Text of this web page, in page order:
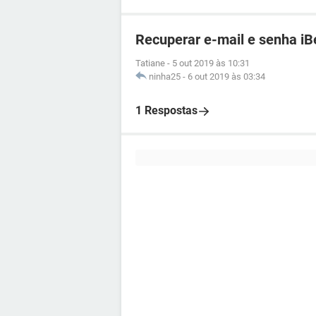
Recuperar e-mail e senha
Tatiane - 5 out 2019 às 10:31
ninha25 - 6 out 2019 às 03:34
1 Respostas